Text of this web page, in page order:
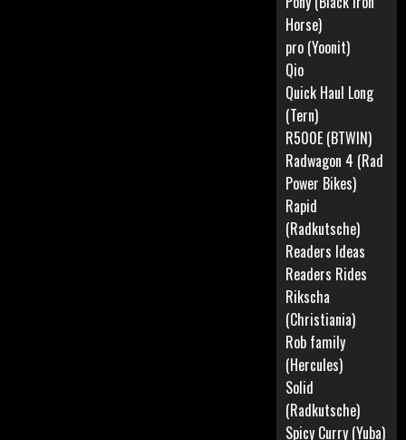
Horse)
pro (Yoonit)
Qio
Quick Haul Long
(Tern)
R500E (BTWIN)
Radwagon 4 (Rad
Power Bikes)
Rapid
(Radkutsche)
Readers Ideas
Readers Rides
Rikscha
(Christiania)
Rob family
(Hercules)
Solid
(Radkutsche)
Spicy Curry (Yuba)